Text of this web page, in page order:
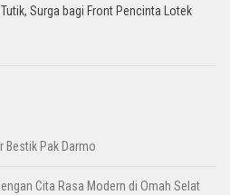
Tutik, Surga bagi Front Pencinta Lotek
Bestik Pak Darmo
Cita Rasa Modern di Omah Selat